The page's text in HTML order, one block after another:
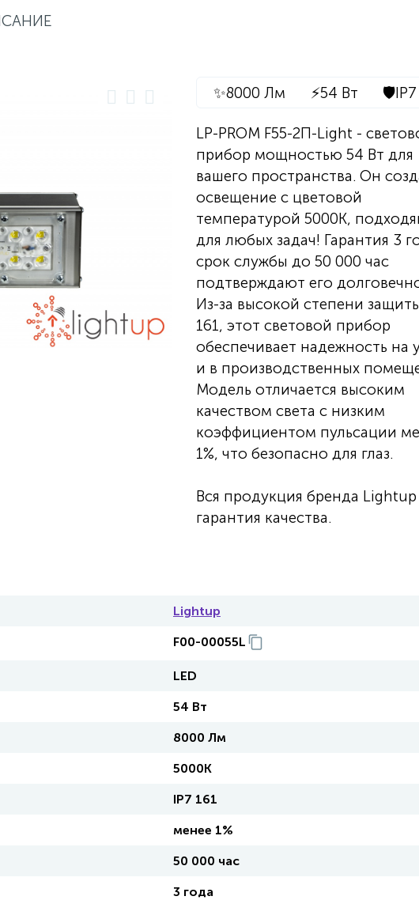
✨8000 Лм ⚡54 Вт 🛡️
LP-PROM F55-2П-Light -
прибор мощностью 54 Вт для
вашего пространства. Он
освещение с цветовой
температурой 5000К,
для любых задач! Гарантия 3
срок службы до 50 000 час
подтверждают его
Из-за высокой степени
161, этот световой прибор
обеспечивает надежность на
и в производственных
Модель отличается высоким
качеством света с низким
коэффициентом пульсации
1%, что безопасно для глаз.
Вся продукция бренда
гарантия качества.
Lightup
F00-00055L
LED
54 Вт
8000 Лм
5000К
IP7 161
менее 1%
50 000 час
3 года